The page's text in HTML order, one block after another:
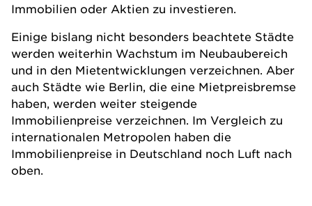
Immobilien oder Aktien zu investieren.
Einige bislang nicht besonders beachtete Städte
werden weiterhin Wachstum im Neubaubereich
und in den Mietentwicklungen verzeichnen. Aber
auch Städte wie Berlin, die eine Mietpreisbremse
haben, werden weiter steigende
Immobilienpreise verzeichnen. Im Vergleich zu
internationalen Metropolen haben die
Immobilienpreise in Deutschland noch Luft nach
oben.